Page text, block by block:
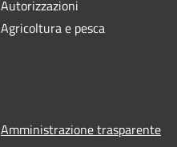
Autorizzazioni
Agricoltura e pesca
Amministrazione trasparente